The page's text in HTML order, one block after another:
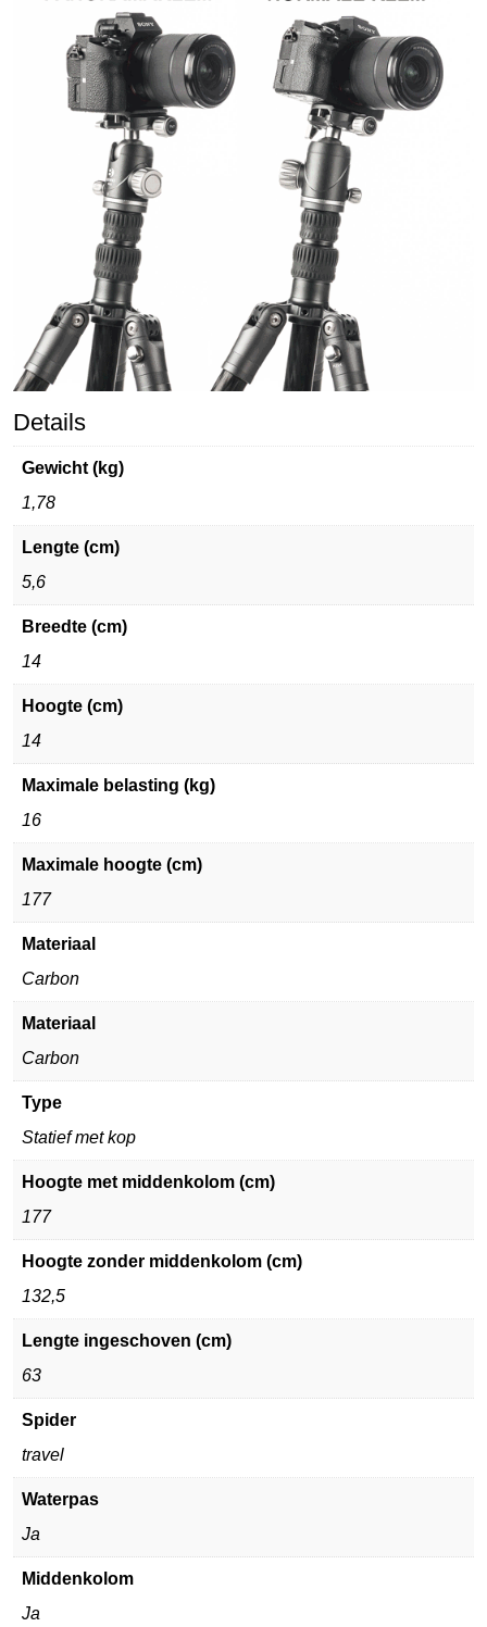
Details
Gewicht (kg)
1,78
Lengte (cm)
5,6
Breedte (cm)
14
Hoogte (cm)
14
Maximale belasting (kg)
16
Maximale hoogte (cm)
177
Materiaal
Carbon
Materiaal
Carbon
Type
Statief met kop
Hoogte met middenkolom (cm)
177
Hoogte zonder middenkolom (cm)
132,5
Lengte ingeschoven (cm)
63
Spider
travel
Waterpas
Ja
Middenkolom
Ja